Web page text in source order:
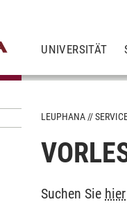
UNIVERSITÄT
LEUPHANA
Suchen Sie hier